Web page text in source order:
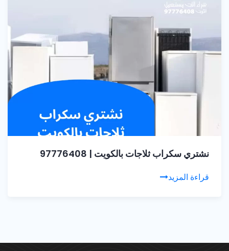
نشتري سكراب ثلاجات بالكويت | 97776408
قراءة المزيد